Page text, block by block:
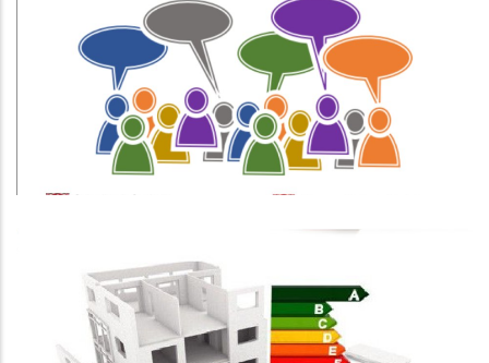
𝗖𝗢𝗡𝗦𝗨𝗟𝗧𝗔 𝗣𝗨́𝗕𝗟𝗜𝗖𝗔 𝗣𝗘𝗥
𝗘𝗟𝗔𝗕𝗢𝗥𝗔𝗥 𝗘𝗟 𝗣𝗟𝗔𝗧𝗘𝗥
Medi
SUBVENCIONS PER A
L'ARRANJAMENT INTERIOR